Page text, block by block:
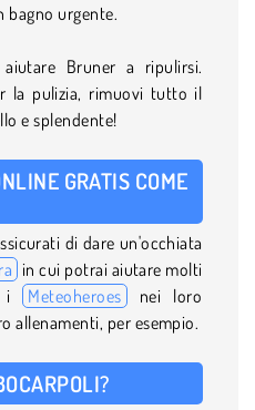
bagno urgente.
Bruner a ripulirsi.
la pulizia, rimuovi tutto il
e splendente!
GRATIS COME
di dare un'occhiata
in cui potrai aiutare molti
i Meteoheroes nei loro
allenamenti, per esempio.